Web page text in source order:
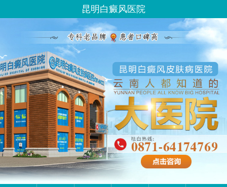
昆明白癜风医院